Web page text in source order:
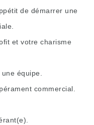
de démarrer une
et votre charisme
équipe.
commercial.